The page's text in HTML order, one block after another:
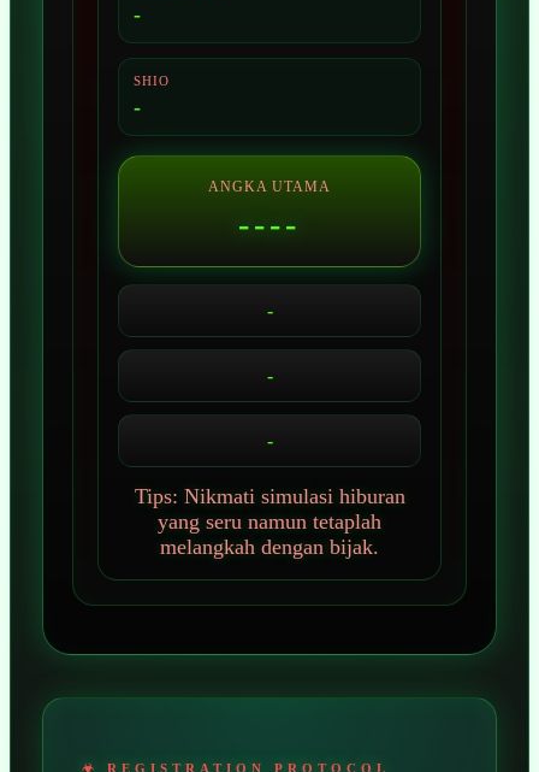
-
SHIO
-
ANGKA UTAMA
----
-
-
-
Tips: Nikmati simulasi hiburan
yang seru namun tetaplah
melangkah dengan bijak.